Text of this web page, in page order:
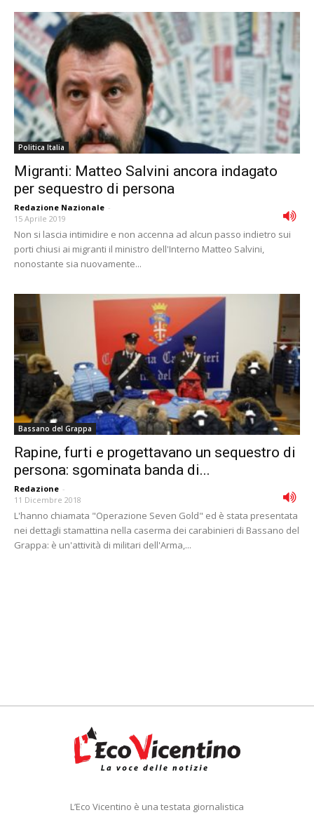
Politica Italia
Migranti: Matteo Salvini ancora indagato
per sequestro di persona
Redazione Nazionale -
15 Aprile 2019
Non si lascia intimidire e non accenna ad alcun passo indietro sui
porti chiusi ai migranti il ministro dell'Interno Matteo Salvini,
nonostante sia nuovamente...
Bassano del Grappa
Rapine, furti e progettavano un sequestro di
persona: sgominata banda di...
Redazione -
11 Dicembre 2018
L'hanno chiamata "Operazione Seven Gold" ed è stata presentata
nei dettagli stamattina nella caserma dei carabinieri di Bassano del
Grappa: è un'attività di militari dell'Arma,...
L’Eco Vicentino è una testata giornalistica